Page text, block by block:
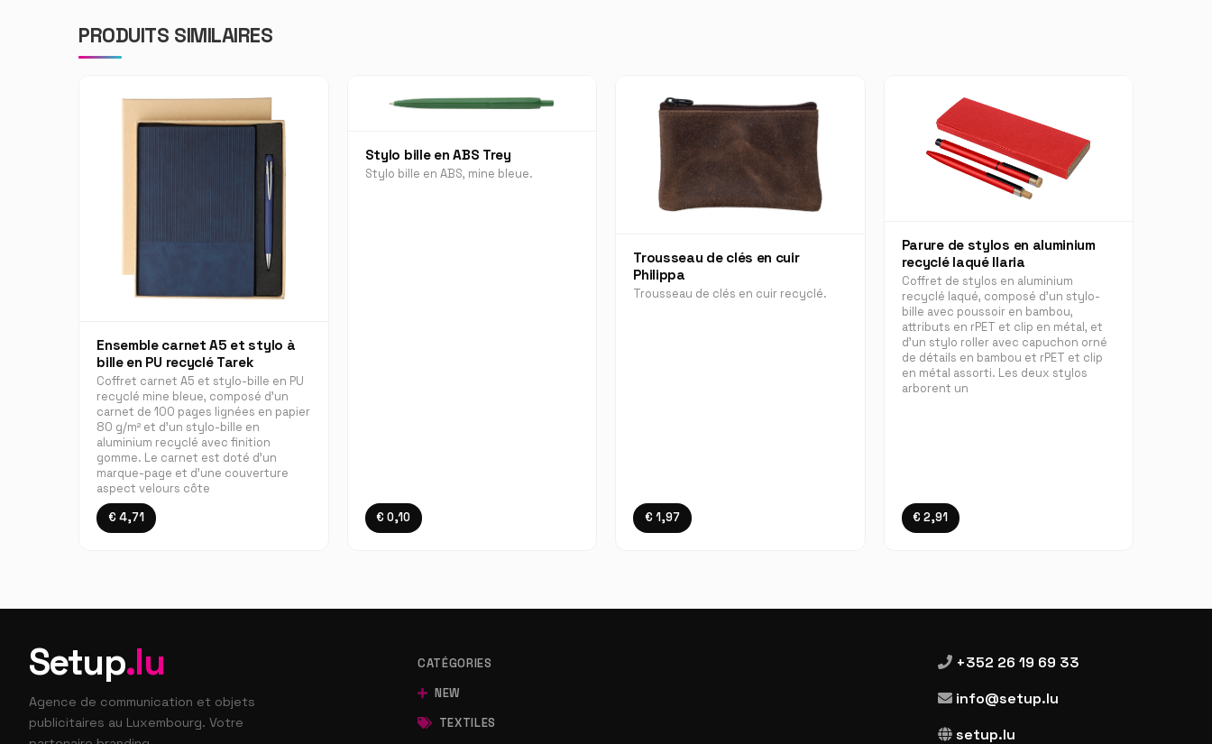
PRODUITS SIMILAIRES
Ensemble carnet A5 et stylo à
bille en PU recyclé Tarek
Coffret carnet A5 et stylo-bille en PU
recyclé mine bleue, composé d'un
carnet de 100 pages lignées en papier
80 g/m² et d'un stylo-bille en
aluminium recyclé avec finition
gomme. Le carnet est doté d'un
marque-page et d'une couverture
aspect velours côte
€ 4,71
Stylo bille en ABS Trey
Stylo bille en ABS, mine bleue.
€ 0,10
Trousseau de clés en cuir
Philippa
Trousseau de clés en cuir recyclé.
€ 1,97
Parure de stylos en aluminium
recyclé laqué Ilaria
Coffret de stylos en aluminium
recyclé laqué, composé d'un stylo-
bille avec poussoir en bambou,
attributs en rPET et clip en métal, et
d'un stylo roller avec capuchon orné
de détails en bambou et rPET et clip
en métal assorti. Les deux stylos
arborent un
€ 2,91
Setup.lu
Agence de communication et objets
publicitaires au Luxembourg. Votre
CATÉGORIES
NEW
TEXTILES
+352 26 19 69 33
info@setup.lu
setup.lu